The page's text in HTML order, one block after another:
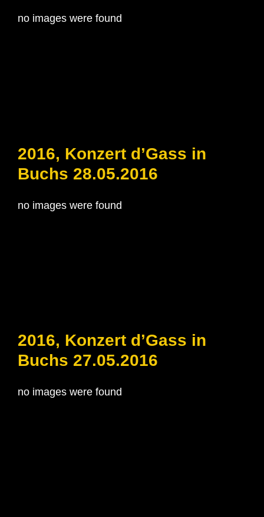
no images were found
2016, Konzert d’Gass in
Buchs 28.05.2016
no images were found
2016, Konzert d’Gass in
Buchs 27.05.2016
no images were found